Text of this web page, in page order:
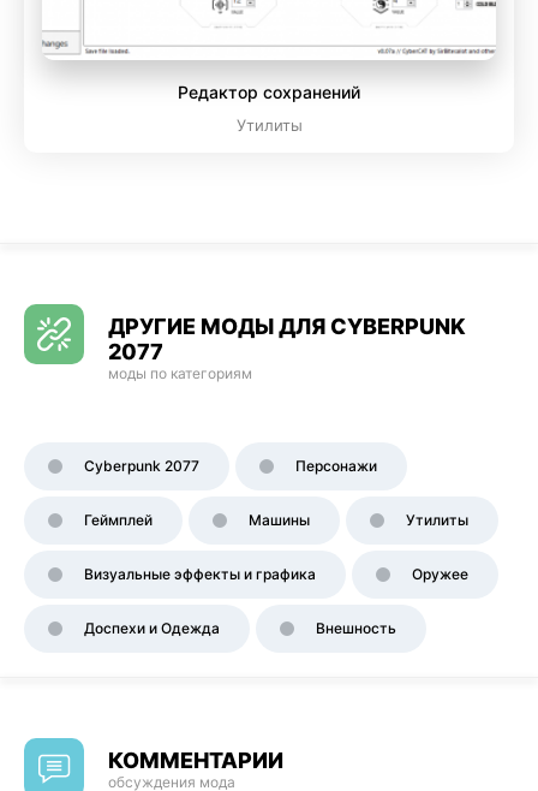
Редактор сохранений
Утилиты
ДРУГИЕ МОДЫ ДЛЯ CYBERPUNK
2077
моды по категориям
Cyberpunk 2077 Персонажи
Геймплей Машины Утилиты
Визуальные эффекты и графика Оружее
Доспехи и Одежда Внешность
КОММЕНТАРИИ
обсуждения мода